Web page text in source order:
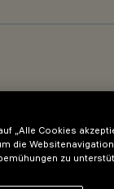
„Alle Cookies
die
zu